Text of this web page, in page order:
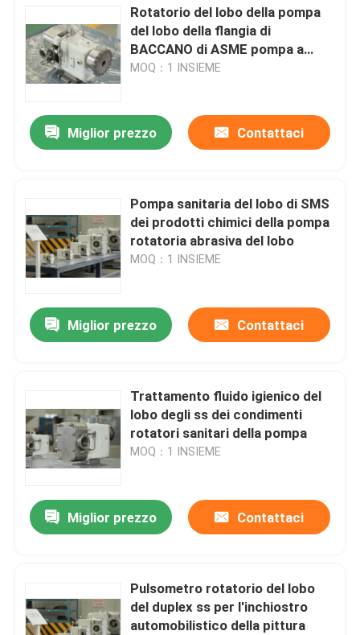
Rotatorio del lobo della pompa
del lobo della flangia di
BACCANO di ASME pompa a
ingranaggi due rotori
MOQ：1 INSIEME
Miglior prezzo Contattaci
Pompa sanitaria del lobo di SMS
dei prodotti chimici della pompa
rotatoria abrasiva del lobo
MOQ：1 INSIEME
Miglior prezzo Contattaci
Trattamento fluido igienico del
lobo degli ss dei condimenti
rotatori sanitari della pompa
MOQ：1 INSIEME
Miglior prezzo Contattaci
Pulsometro rotatorio del lobo
del duplex ss per l'inchiostro
automobilistico della pittura